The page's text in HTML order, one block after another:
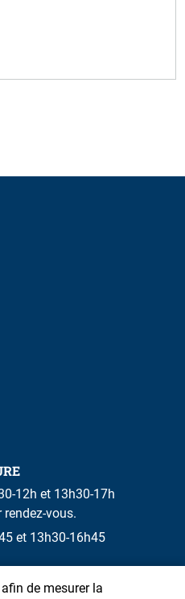
12h et 13h30-17h
rendez-vous.
et 13h30-16h45
de mesurer la